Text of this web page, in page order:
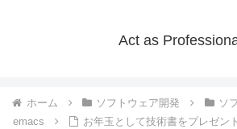
Act as
ホーム ソフトウェア開発
ソ
emacs
お年玉として技術書をプレゼント